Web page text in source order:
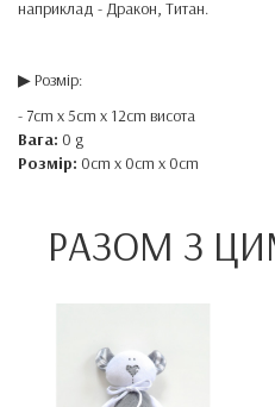
наприклад - Дракон, Титан.
▶ Розмір:
- 7cm x 5cm x 12cm висота
Вага: 0 g
Розмір: 0cm x 0cm x 0cm
РАЗОМ З